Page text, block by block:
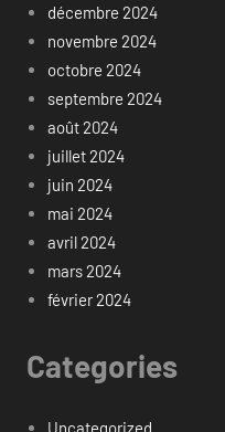
décembre 2024
novembre 2024
octobre 2024
septembre 2024
août 2024
juillet 2024
juin 2024
mai 2024
avril 2024
mars 2024
février 2024
Categories
Uncategorized